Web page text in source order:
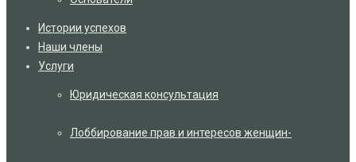
Истории успехов
Наши члены
Услуги
Юридическая консультация
Лоббирование прав и интересов женщин-